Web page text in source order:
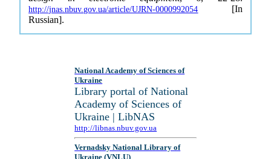
http://jnas.nbuv.gov.ua/article/UJRN-0000992054 [In
Russian].
National Academy of Sciences of
Ukraine
Library portal of National
Academy of Sciences of
Ukraine | LibNAS
http://libnas.nbuv.gov.ua
Vernadsky National Library of
Ukraine (VNLU)